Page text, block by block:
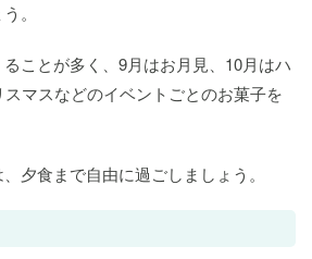
。
ことが多く、9月はお月見、10月はハ
マスなどのイベントごとのお菓子を
夕食まで自由に過ごしましょう。